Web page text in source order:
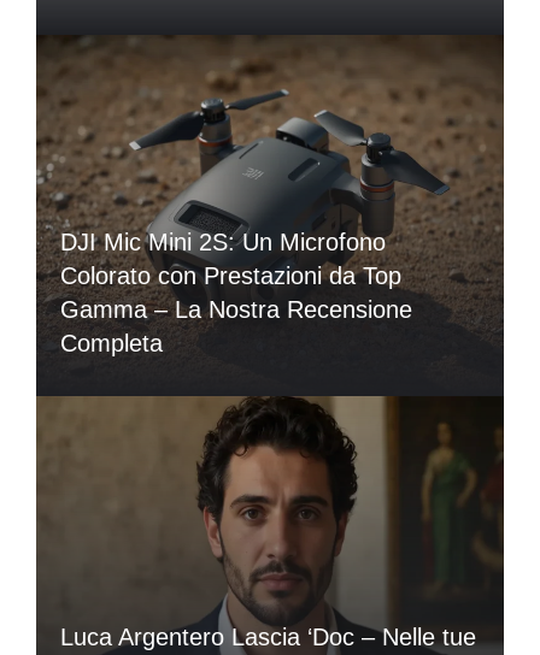
DJI Mic Mini 2S: Un Microfono
Colorato con Prestazioni da Top
Gamma – La Nostra Recensione
Completa
Luca Argentero Lascia ‘Doc – Nelle tue